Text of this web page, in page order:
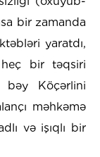
bir zamanda
yaratdı,
bir təqsiri
bəy Köçərlini
məhkəmə
və işıqlı bir